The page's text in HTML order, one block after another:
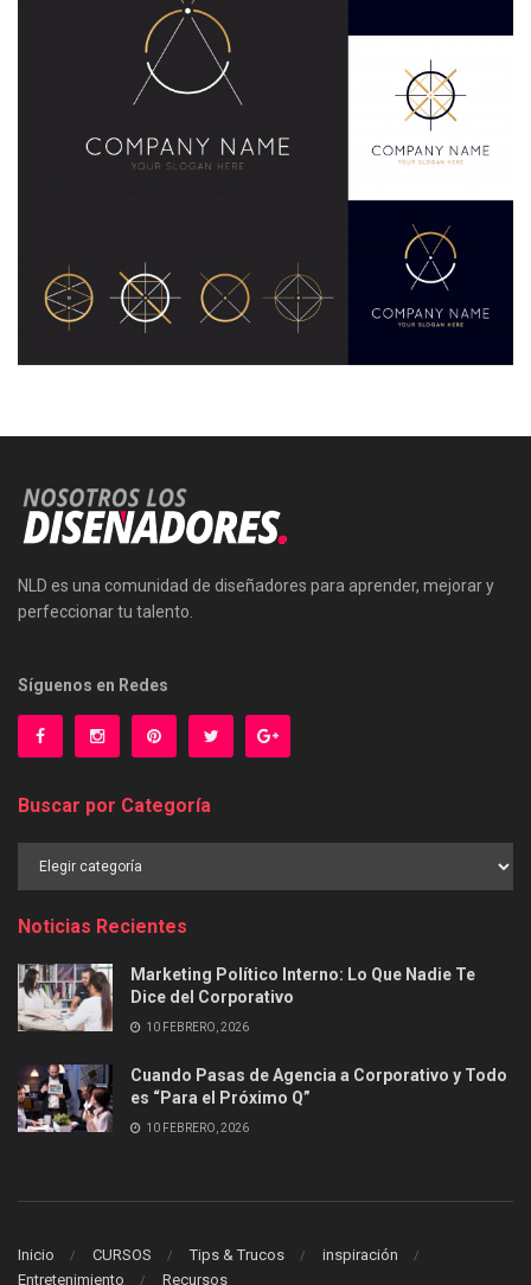
NLD es una comunidad de diseñadores para aprender, mejorar y
perfeccionar tu talento.
Síguenos en Redes
Buscar por Categoría
Noticias Recientes
Marketing Político Interno: Lo Que Nadie Te
Dice del Corporativo
10 FEBRERO, 2026
Cuando Pasas de Agencia a Corporativo y Todo
es “Para el Próximo Q”
10 FEBRERO, 2026
Inicio CURSOS Tips & Trucos
inspiración
Entretenimiento
Recursos